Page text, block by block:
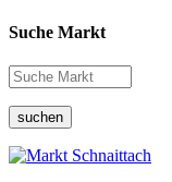
Suche Markt
suchen